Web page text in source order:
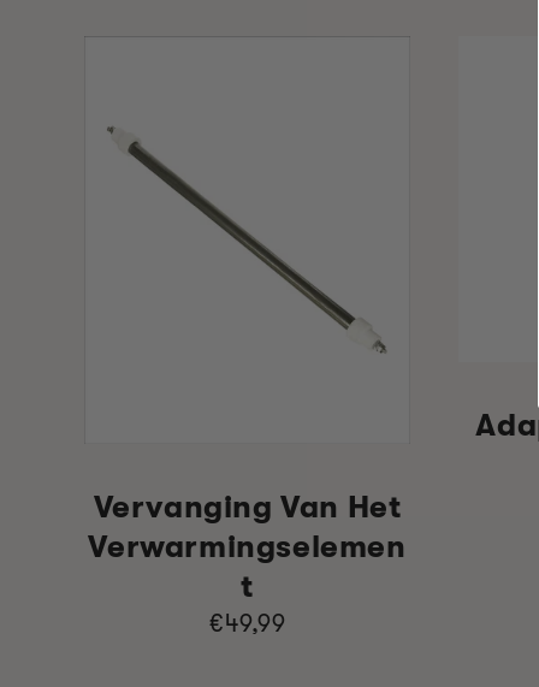
Vervanging Van Het
Verwarmingselemen
T
Normale
€49,99